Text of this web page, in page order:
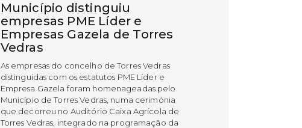
Município distinguiu
empresas PME Líder e
Empresas Gazela de Torres
Vedras
As empresas do concelho de Torres Vedras
distinguidas com os estatutos PME Líder e
Empresa Gazela foram homenageadas pelo
Município de Torres Vedras, numa cerimónia
que decorreu no Auditório Caixa Agrícola de
Torres Vedras, integrado na programação da